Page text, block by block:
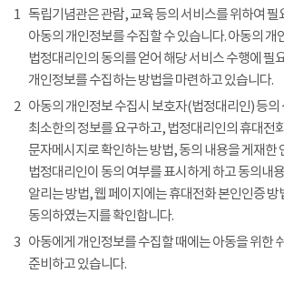
1 독립기념관은 관람, 교육 등의 서비스를 위하여 필
아동의 개인정보를 수집할 수 있습니다. 아동의 개
법정대리인의 동의를 얻어 해당 서비스 수행에 필
개인정보를 수집하는 방법을 마련하고 있습니다.
2 아동의 개인정보 수집시 보호자(법정대리인) 등의
최소한의 정보를 요구하고, 법정대리인의 휴대전
문자메시지로 확인하는 방법, 동의 내용을 게재한
법정대리인이 동의 여부를 표시하게 하고 동의내
알리는 방법, 웹 페이지에는 휴대전화 본인인증 방
동의하였는지를 확인합니다.
3 아동에게 개인정보를 수집할 때에는 아동을 위한
준비하고 있습니다.